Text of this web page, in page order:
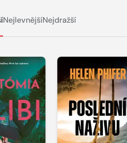
NejlevnějšíNejdražší